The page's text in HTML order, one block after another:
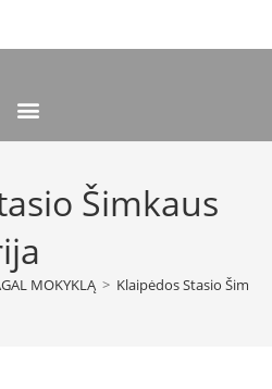
Šimkaus
MOKYKLĄ > Klaipėdos Stasio